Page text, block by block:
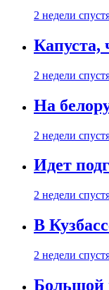
2 недели
Капуста,
2 недели
На
2 недели
Идет
2 недели
В
2 недели
Большой